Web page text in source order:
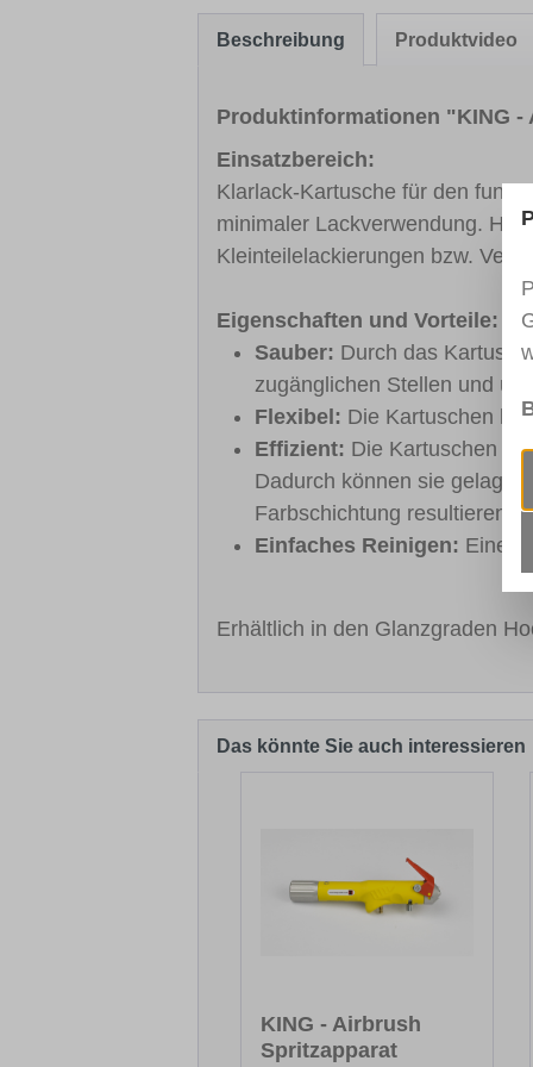
Beschreibung Produktvideo
Produktinformationen "KING
Einsatzbereich:
Klarlack-Kartusche für den
minimaler Lackverwendung.
Kleinteilelackierungen bzw.
Eigenschaften und Vorteile:
Sauber: Durch das
zugänglichen Stellen und
Flexibel: Die Kartuschen
Effizient: Die Kartuschen
Dadurch können sie
Farbschichtung resultieren
Einfaches Reinigen: Eine
Erhältlich in den Glanzgraden
Das könnte Sie auch interessieren
KING - Airbrush
Spritzapparat